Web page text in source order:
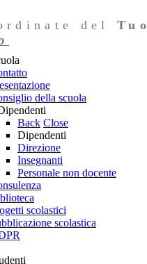
delTuo
della scuola
Back Close
Dipendenti
Direzione
Insegnanti
Personale non docente
scolastici
scolastica